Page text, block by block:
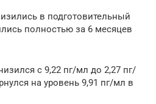
в подготовительный
полностью за 6 месяцев
с 9,22 пг/мл до 2,27 пг/
на уровень 9,91 пг/мл в